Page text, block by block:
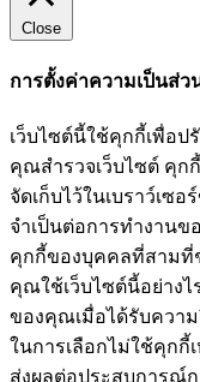
Close
การตั้งค่าความเป็นส่ว
เว็บไซต์นี้ใช้คุกกี้เพื่อ
คุณสำรวจเว็บไซต์ คุก
จัดเก็บไว้ในเบราว์เซ
จำเป็นต่อการทำงานข
คุกกี้ของบุคคลที่สามที่ช่
คุณใช้เว็บไซต์นี้อย่างไ
ของคุณเมื่อได้รับควา
ในการเลือกไม่ใช้คุกกี้
ส่งผลต่อประสบการณ์